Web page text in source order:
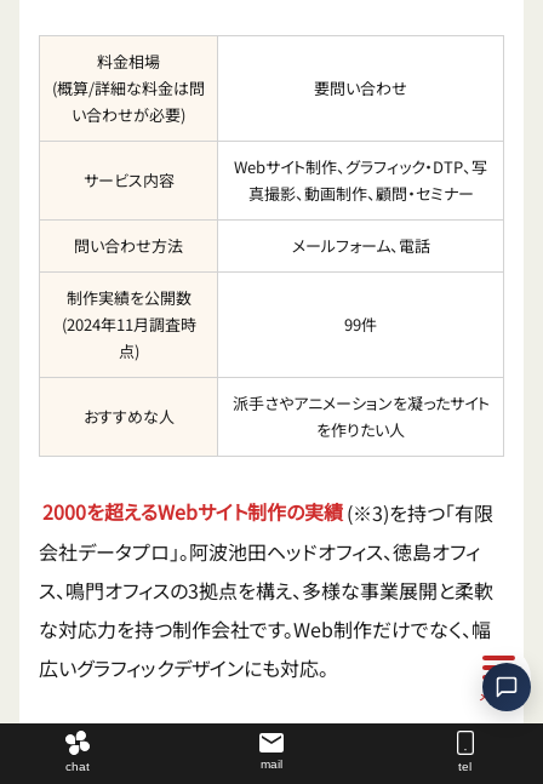
料金相場
(概算/詳細な料金は問
い合わせが必要)
要問い合わせ
サービス内容
Webサイト制作、グラフィック・DTP、写
真撮影、動画制作、顧問・セミナー
問い合わせ方法 メールフォーム、電話
制作実績を公開数
(2024年11月調査時
点)
99件
おすすめな人
派手さやアニメーションを凝ったサイト
を作りたい人
2000を超えるWebサイト制作の実績(※3)を持つ「有限
会社データプロ」。阿波池田ヘッドオフィス、徳島オフィ
ス、鳴門オフィスの3拠点を構え、多様な事業展開と柔軟
な対応力を持つ制作会社です。Web制作だけでなく、幅
広いグラフィックデザインにも対応。
chat mail tel